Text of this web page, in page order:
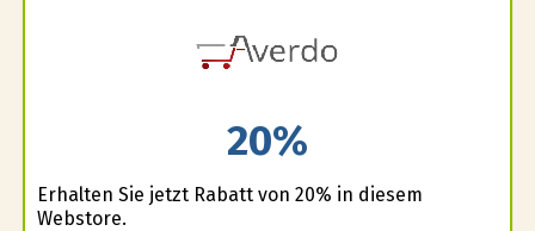
20%
Erhalten Sie jetzt Rabatt von 20% in diesem
Webstore.